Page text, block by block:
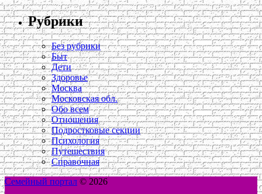
Рубрики
Без рубрики
Быт
Дети
Здоровье
Москва
Московская обл.
Обо всем
Отношения
Подростковые секции
Психология
Путешествия
Справочная
Семейный портал © 2026